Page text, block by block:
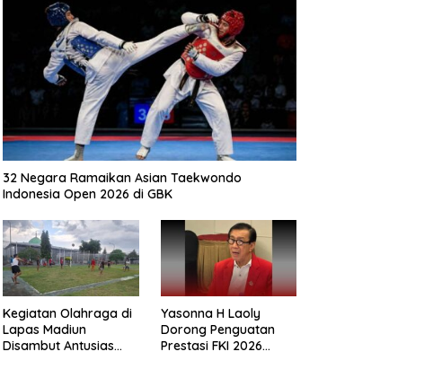
32 Negara Ramaikan Asian Taekwondo
Indonesia Open 2026 di GBK
Kegiatan Olahraga di
Lapas Madiun
Disambut Antusias
Yasonna H Laoly
Dorong Penguatan
Prestasi FKI 2026